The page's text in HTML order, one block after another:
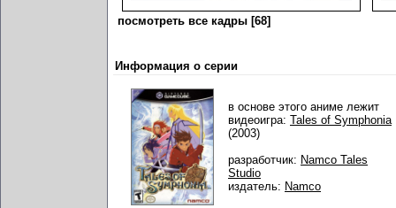
посмотреть все кадры [68]
Информация о серии
в основе этого аниме лежит
видеоигра: Tales of Symphonia
(2003)
разработчик: Namco Tales
Studio
издатель: Namco